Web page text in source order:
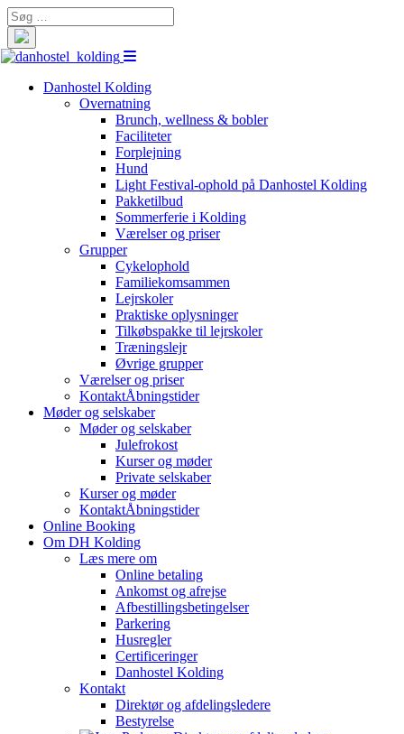
Search
for:
Danhostel Kolding
Overnatning
Brunch, wellness & bobler
Faciliteter
Forplejning
Hund
Light Festival-ophold på Danhostel Kolding
Pakketilbud
Sommerferie i Kolding
Værelser og priser
Grupper
Cykelophold
Familiekomsammen
Lejrskoler
Praktiske oplysninger
Tilkøbspakke til lejrskoler
Træningslejr
Øvrige grupper
Værelser og priser
KontaktÅbningstider
Møder og selskaber
Møder og selskaber
Julefrokost
Kurser og møder
Private selskaber
Kurser og møder
KontaktÅbningstider
Online Booking
Om DH Kolding
Læs mere om
Online betaling
Ankomst og afrejse
Afbestillingsbetingelser
Parkering
Husregler
Certificeringer
Danhostel Kolding
Kontakt
Direktør og afdelingsledere
Bestyrelse